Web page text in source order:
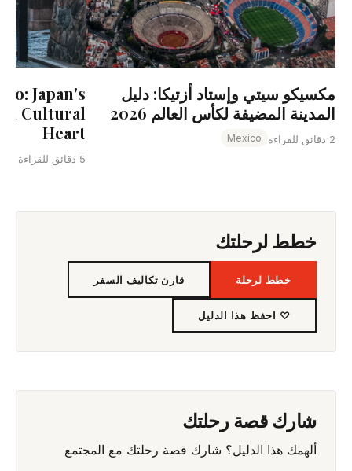
مكسيكو سيتي وإستاد أزتيكا: دليل
المدينة المضيفة لكأس العالم 2026
2 دقائق للقراءة Mexico
Japan's
Cultural
Heart
5 دقائق للقراءة
خطط لرحلتك
خطط لرحلة قارن تكاليف السفر
♡ احفظ هذا الدليل
شارك قصة رحلتك
ألهمك هذا الدليل؟ شارك قصة رحلتك مع المجتمع